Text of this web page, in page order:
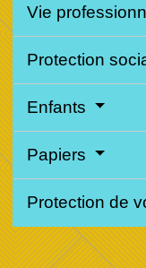
Vie
Protection
Enfants
Papiers
Protection de